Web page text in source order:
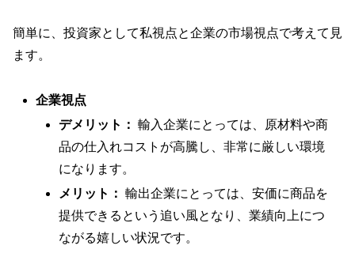
簡単に、投資家として私視点と企業の市場視点で考えて見
ます。
企業視点
デメリット： 輸入企業にとっては、原材料や商
品の仕入れコストが高騰し、非常に厳しい環境
になります。
メリット： 輸出企業にとっては、安価に商品を
提供できるという追い風となり、業績向上につ
ながる嬉しい状況です。